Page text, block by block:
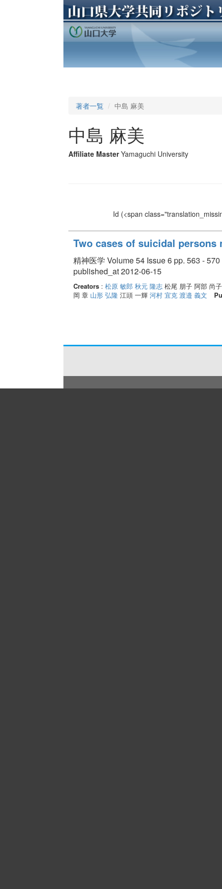
著者一覧 中島 麻美
中島 麻美
Affiliate Master Yamaguchi University
Id (<span
Two cases of suicidal
精神医学 Volume 54 Issue 6 pp. 563 - 570
published_at 2012-06-15
Creators: 松原 敏郎 秋元 隆志松尾 朋子 阿部 尚
岡 章 山形 弘隆江頭 一輝 河村 宜克 渡邉 義文